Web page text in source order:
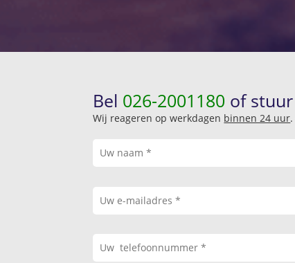
Bel 026-2001180 of
Wij reageren op werkdagen binnen 24 uur